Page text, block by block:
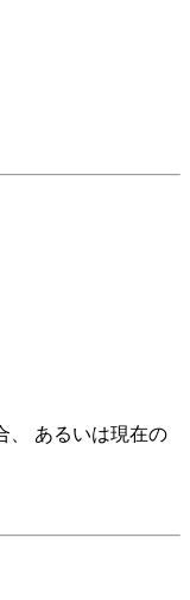
、 あるいは現在の